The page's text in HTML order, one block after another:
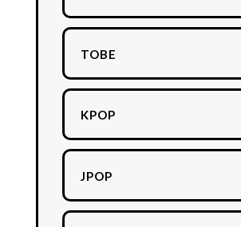
TOBE
KPOP
JPOP